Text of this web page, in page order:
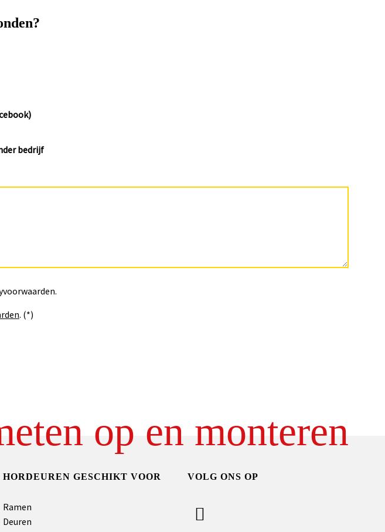
bedrijf
. (*)
op en monteren
HORDEUREN GESCHIKT VOOR
Ramen
Deuren
VOLG ONS OP